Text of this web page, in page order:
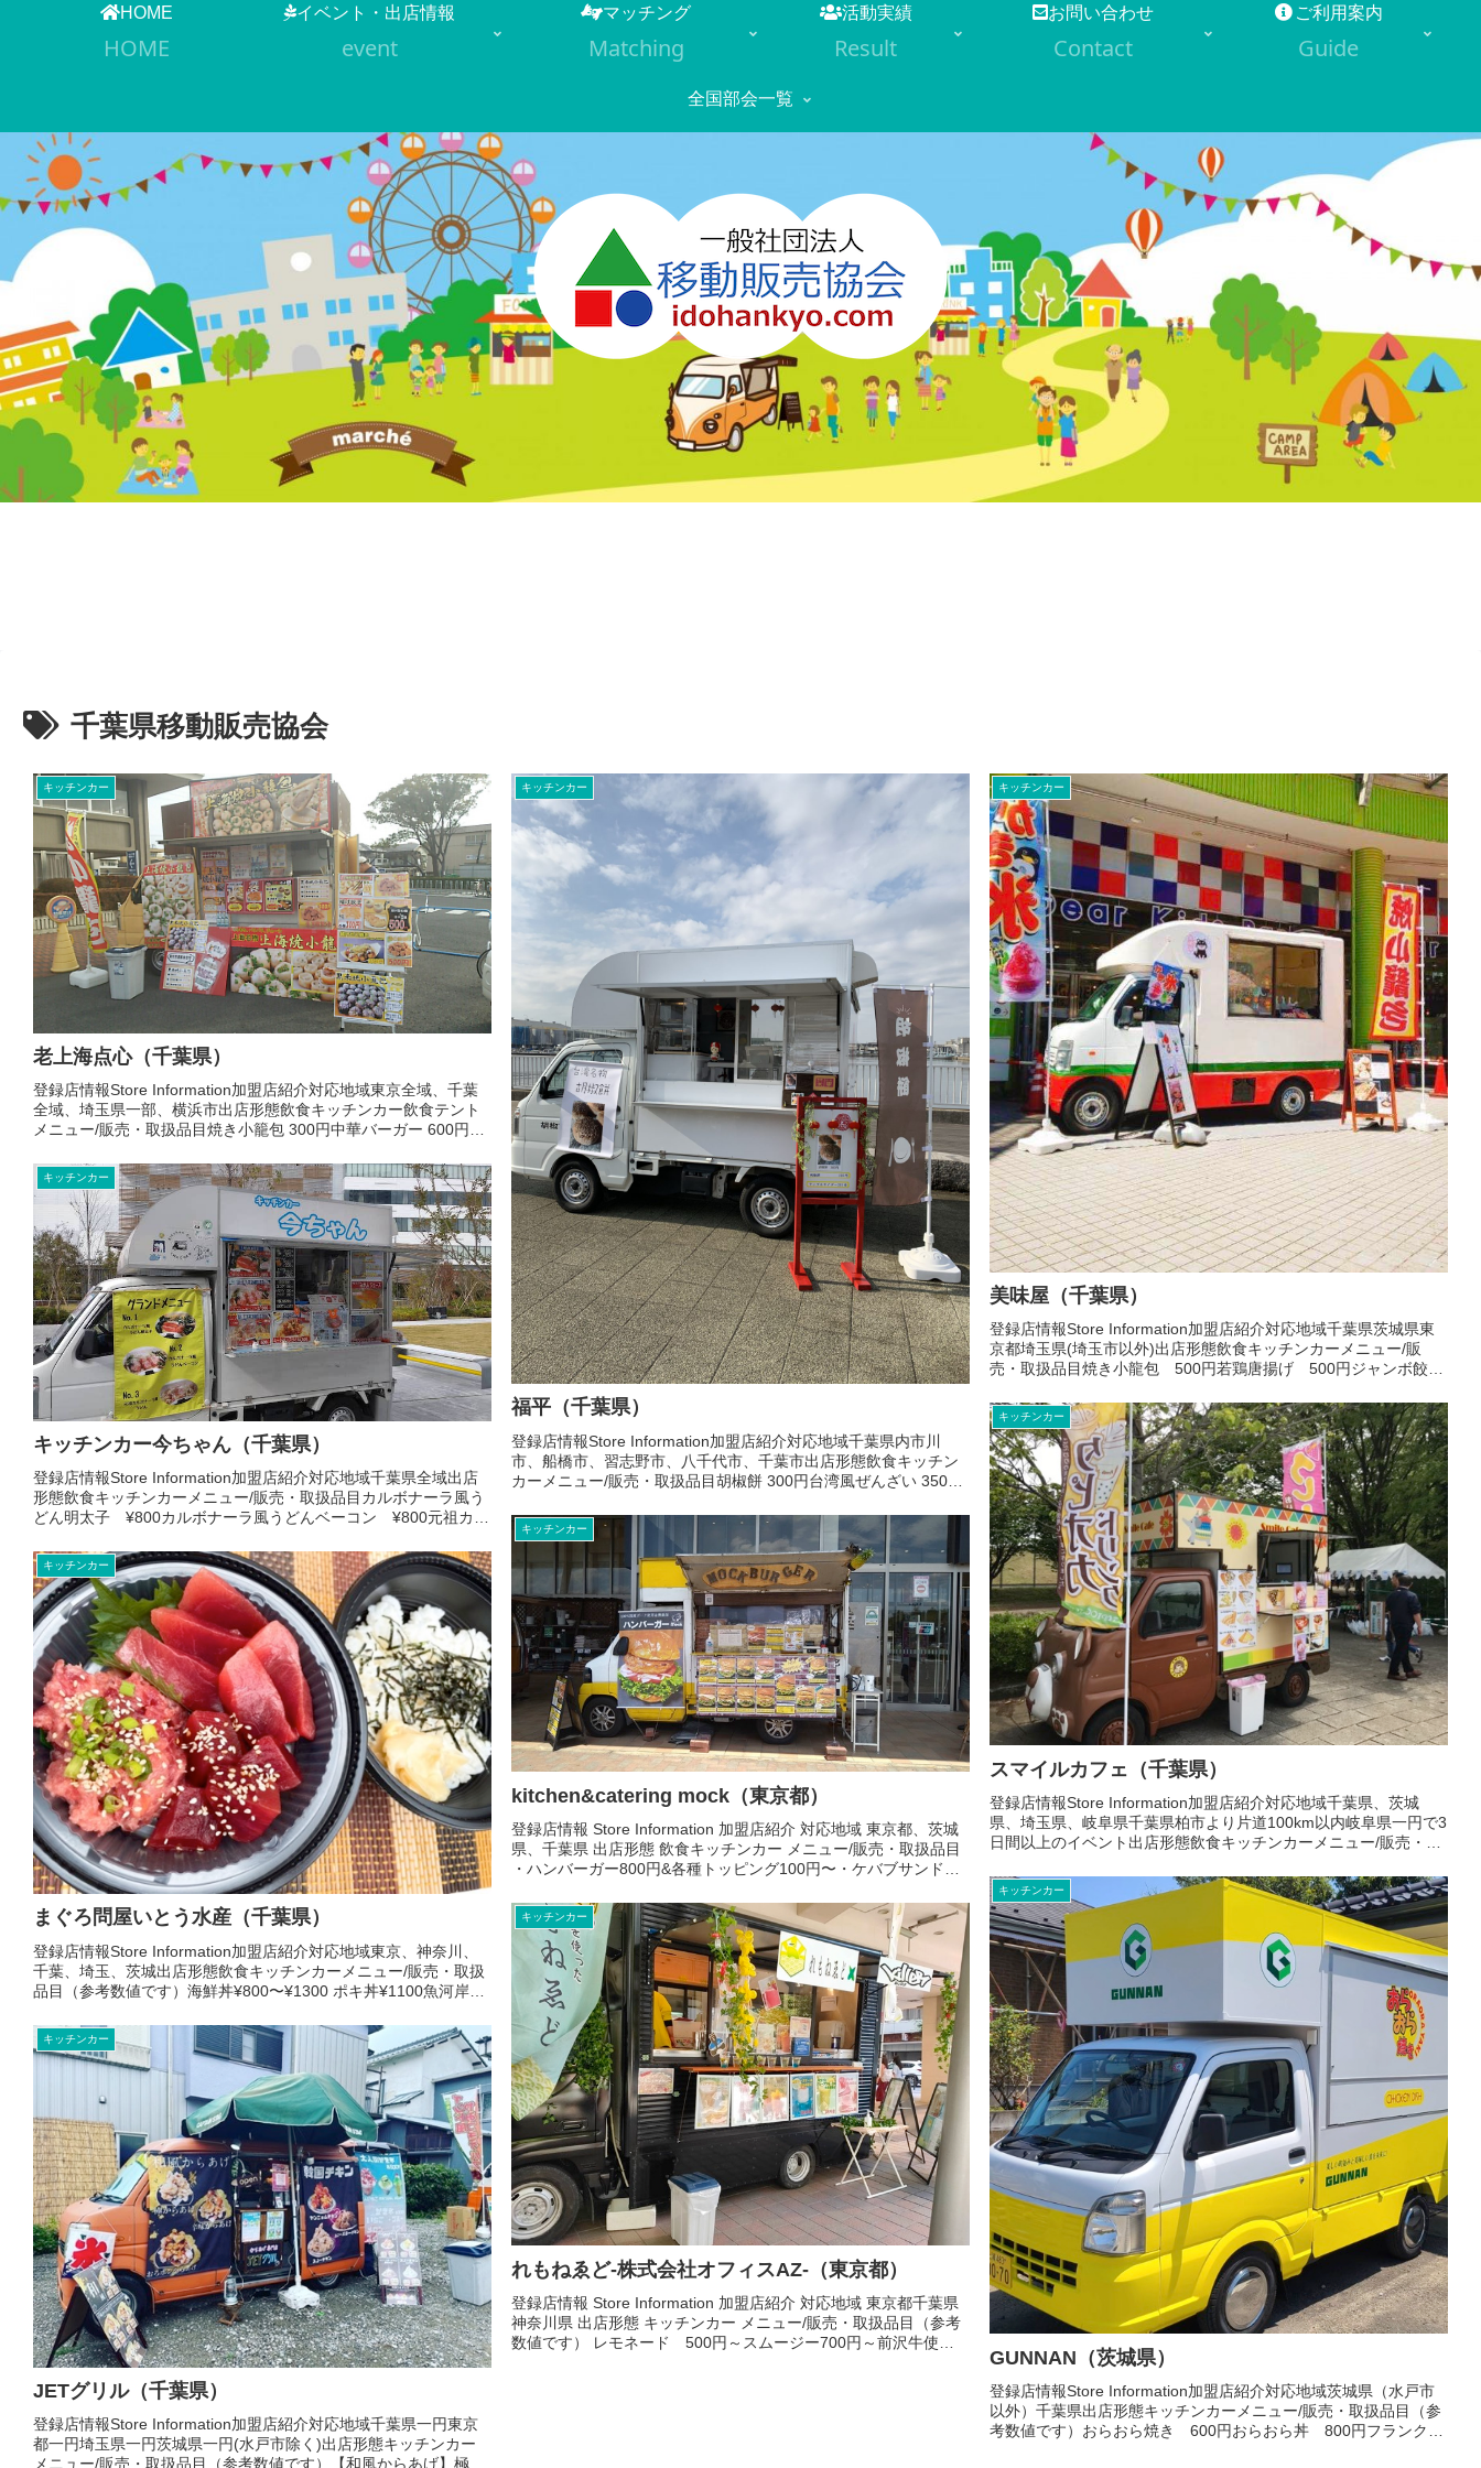
HOME
HOME
イベント・出店情報
event
マッチング
Matching
活動実績
Result
お問い合わせ
Contact
ご利用案内
Guide
全国部会一覧
千葉県移動販売協会
キッチンカー
老上海点心（千葉県）
登録店情報Store Information加盟店紹介対応地域東京全域、千葉
全域、埼玉県一部、横浜市出店形態飲食キッチンカー飲食テント
メニュー/販売・取扱品目焼き小籠包 300円中華バーガー 600円ゴ
キッチンカー
福平（千葉県）
登録店情報Store Information加盟店紹介対応地域千葉県内市川
市、船橋市、習志野市、八千代市、千葉市出店形態飲食キッチン
カーメニュー/販売・取扱品目胡椒餅 300円台湾風ぜんざい 350円
キッチンカー
美味屋（千葉県）
登録店情報Store Information加盟店紹介対応地域千葉県茨城県東
京都埼玉県(埼玉市以外)出店形態飲食キッチンカーメニュー/販
売・取扱品目焼き小龍包 500円若鶏唐揚げ 500円ジャンボ餃
キッチンカー
キッチンカー今ちゃん（千葉県）
登録店情報Store Information加盟店紹介対応地域千葉県全域出店
形態飲食キッチンカーメニュー/販売・取扱品目カルボナーラ風う
どん明太子 ¥800カルボナーラ風うどんベーコン ¥800元祖カル
キッチンカー
スマイルカフェ（千葉県）
登録店情報Store Information加盟店紹介対応地域千葉県、茨城
県、埼玉県、岐阜県千葉県柏市より片道100km以内岐阜県一円で3
日間以上のイベント出店形態飲食キッチンカーメニュー/販売・取
キッチンカー
kitchen&catering mock（東京都）
登録店情報 Store Information 加盟店紹介 対応地域 東京都、茨城
県、千葉県 出店形態 飲食キッチンカー メニュー/販売・取扱品目
・ハンバーガー800円&各種トッピング100円〜・ケバブサンド
キッチンカー
まぐろ問屋いとう水産（千葉県）
登録店情報Store Information加盟店紹介対応地域東京、神奈川、
千葉、埼玉、茨城出店形態飲食キッチンカーメニュー/販売・取扱
品目（参考数値です）海鮮丼¥800〜¥1300 ポキ丼¥1100魚河岸海
キッチンカー
GUNNAN（茨城県）
登録店情報Store Information加盟店紹介対応地域茨城県（水戸市
以外）千葉県出店形態キッチンカーメニュー/販売・取扱品目（参
考数値です）おらおら焼き 600円おらおら丼 800円フランクフ
キッチンカー
れもねゑど-株式会社オフィスAZ-（東京都）
登録店情報 Store Information 加盟店紹介 対応地域 東京都千葉県
神奈川県 出店形態 キッチンカー メニュー/販売・取扱品目（参考
数値です） レモネード 500円～スムージー700円～前沢牛使用
キッチンカー
JETグリル（千葉県）
登録店情報Store Information加盟店紹介対応地域千葉県一円東京
都一円埼玉県一円茨城県一円(水戸市除く)出店形態キッチンカー
メニュー/販売・取扱品目（参考数値です）【和風からあげ】極か